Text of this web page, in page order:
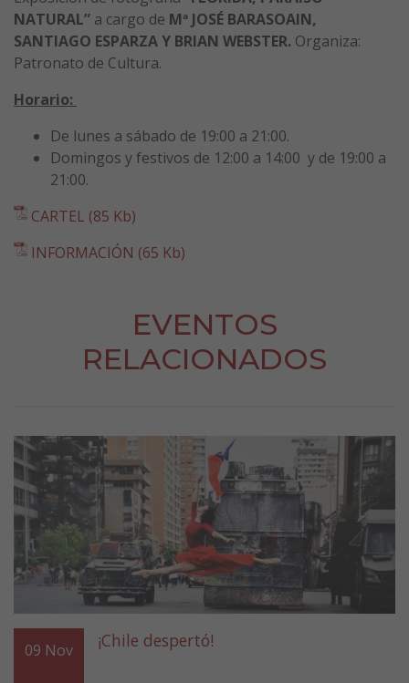
NATURAL” a cargo de Mª JOSÉ BARASOAIN,
SANTIAGO ESPARZA Y BRIAN WEBSTER. Organiza:
Patronato de Cultura.
Horario:
De lunes a sábado de 19:00 a 21:00.
Domingos y festivos de 12:00 a 14:00 y de 19:00 a
21:00.
CARTEL (85 Kb)
INFORMACIÓN (65 Kb)
EVENTOS
RELACIONADOS
09 Nov ¡Chile despertó!